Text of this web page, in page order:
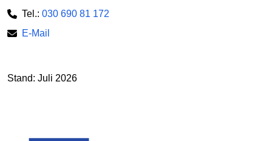
Tel.: 030 690 81 172
E-Mail
Stand: Juli 2026